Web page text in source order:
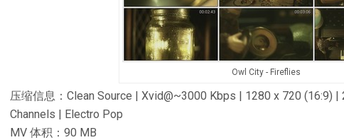
Owl City - Fireflies
压缩信息：Clean Source | Xvid@~3000 Kbps | 1280 x 720 (16:9)
Channels | Electro Pop
MV 体积：90 MB